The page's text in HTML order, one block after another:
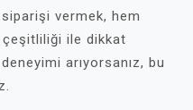
vermek, hem
ile dikkat
arıyorsanız, bu